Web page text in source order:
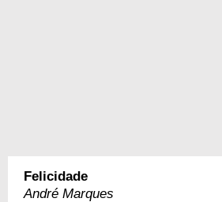
Felicidade
André Marques